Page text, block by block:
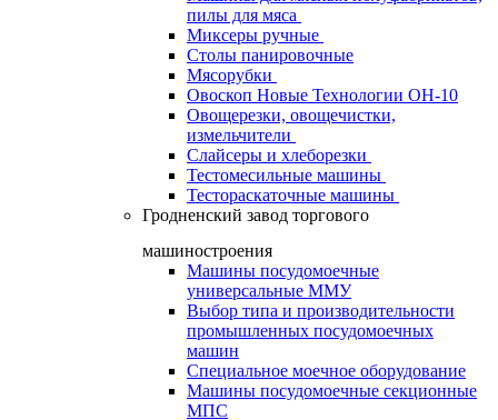
пилы для мяса
Миксеры ручные
Столы панировочные
Мясорубки
Овоскоп Новые Технологии ОН-10
Овощерезки, овощечистки,
измельчители
Слайсеры и хлеборезки
Тестомесильные машины
Тестораскаточные машины
Гродненский завод торгового
машиностроения
Машины посудомоечные
универсальные ММУ
Выбор типа и производительности
промышленных посудомоечных
машин
Специальное моечное оборудование
Машины посудомоечные секционные
МПС